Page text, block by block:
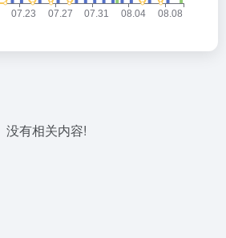
没有相关内容!